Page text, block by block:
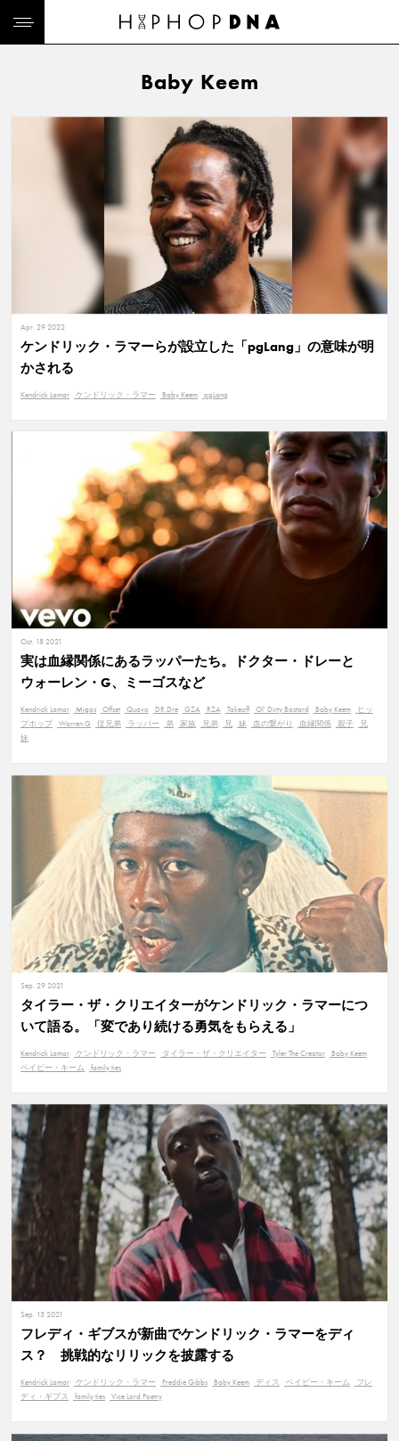
Baby Keem
Apr. 29 2022
ケンドリック・ラマーらが設立した「pgLang」の意味が明
かされる
Kendrick Lamar ケンドリック・ラマー Baby Keem pgLang
Oct. 18 2021
実は血縁関係にあるラッパーたち。ドクター・ドレーと
ウォーレン・G、ミーゴスなど
Kendrick Lamar Migos Offset Quavo DR.Dre GZA RZA Takeoff Ol' Dirty Bastard Baby Keem
ヒッ
プホップ Warren G 従兄弟 ラッパー 弟 家族 兄弟 兄 妹 血の繋がり 血縁関係 親子
兄
妹
Sep. 29 2021
タイラー・ザ・クリエイターがケンドリック・ラマーにつ
いて語る。「変であり続ける勇気をもらえる」
Kendrick Lamar ケンドリック・ラマー タイラー・ザ・クリエイター Tyler The Creator
Baby Keem
ベイビー・キーム
family ties
Sep. 13 2021
フレディ・ギブスが新曲でケンドリック・ラマーをディ
ス？ 挑戦的なリリックを披露する
Kendrick Lamar ケンドリック・ラマー Freddie Gibbs Baby Keem ディス ベイビー・キーム
フレ
ディ・ギブス
family ties Vice Lord Poetry